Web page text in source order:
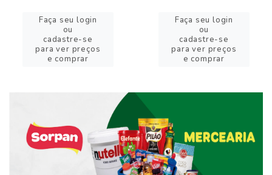
Faça seu login
ou
cadastre-se
para ver preços
e comprar
Faça seu login
ou
cadastre-se
para ver preços
e comprar